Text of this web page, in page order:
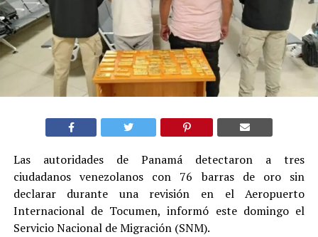
Las autoridades de Panamá detectaron a tres
ciudadanos venezolanos con 76 barras de oro sin
declarar durante una revisión en el Aeropuerto
Internacional de Tocumen, informó este domingo el
Servicio Nacional de Migración (SNM).